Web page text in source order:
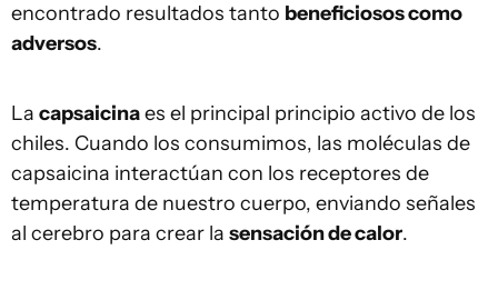
encontrado resultados tanto beneficiosos como
adversos.
La capsaicinaes el principal principio activo de los
chiles. Cuando los consumimos, las moléculas de
capsaicina interactúan con los receptores de
temperatura de nuestro cuerpo, enviando señales
al cerebro para crear la sensación de calor.